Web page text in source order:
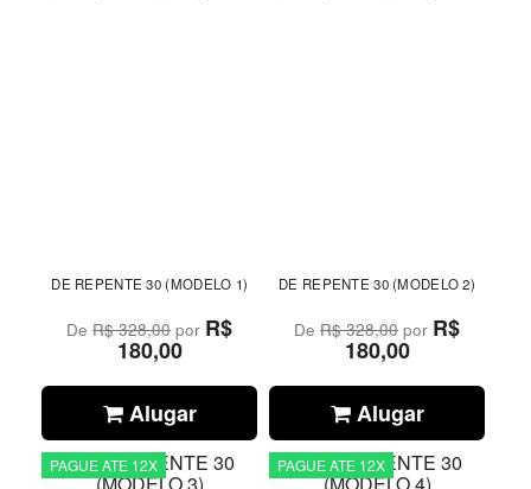
DE REPENTE 30 (MODELO 1)
DeR$ 328,00por R$
180,00
Alugar
DE REPENTE 30 (MODELO 2)
DeR$ 328,00 por R$
180,00
Alugar
PAGUE ATE 12X PAGUE ATE 12X